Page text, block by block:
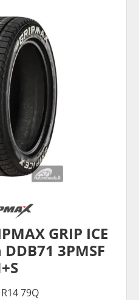
GRIP ICE
3PMSF
79Q